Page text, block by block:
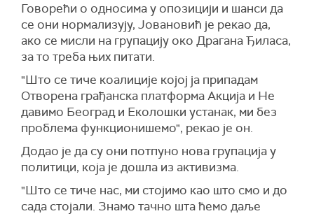
Говорећи о односима у опозицији и шанси да
се они нормализују, Јовановић је рекао да,
ако се мисли на групацију око Драгана Ђиласа,
за то треба њих питати.
"Што се тиче коалиције којој ја припадам
Отворена грађанска платформа Акција и Не
давимо Београд и Еколошки устанак, ми без
проблема функционишемо", рекао је он.
Додао је да су они потпуно нова групација у
политици, која је дошла из активизма.
"Што се тиче нас, ми стојимо као што смо и до
сада стојали. Знамо тачно шта ћемо даље